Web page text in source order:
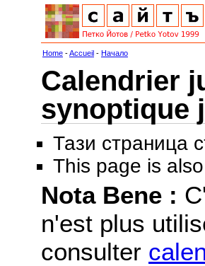
Home -Accueil - Начало
Calendrier
synoptique
Тази страница
This page is
Nota Bene :
n'est plus
consulter